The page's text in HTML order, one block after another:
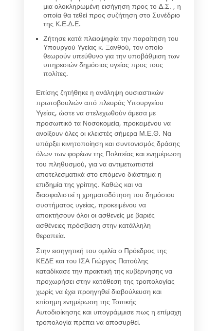
μια ολοκληρωμένη εισήγηση προς το Δ.Σ. , η
οποία θα τεθεί προς συζήτηση στο Συνέδριο
της Κ.Ε.Δ.Ε.
Ζήτησε κατά πλειοψηφία την παραίτηση του
Υπουργού Υγείας κ. Ξανθού, τον οποίο
θεωρούν υπεύθυνο για την υποβάθμιση των
υπηρεσιών δημόσιας υγείας προς τους
πολίτες.
Επίσης ζητήθηκε η ανάληψη ουσιαστικών
πρωτοβουλιών από πλευράς Υπουργείου
Υγείας, ώστε να στελεχωθούν άμεσα με
προσωπικό τα Νοσοκομεία, προκειμένου να
ανοίξουν όλες οι κλειστές σήμερα Μ.Ε.Θ. Να
υπάρξει κινητοποίηση και συντονισμός δράσης
όλων των φορέων της Πολιτείας και ενημέρωση
του πληθυσμού, για να αντιμετωπιστεί
αποτελεσματικά στο επόμενο διάστημα η
επιδημία της γρίπης. Καθώς και να
διασφαλιστεί η χρηματοδότηση του δημόσιου
συστήματος υγείας, προκειμένου να
αποκτήσουν όλοι οι ασθενείς με βαριές
ασθένειες πρόσβαση στην κατάλληλη
θεραπεία.
Στην εισηγητική του ομιλία ο Πρόεδρος της
ΚΕΔΕ και του ΙΣΑ Γιώργος Πατούλης
καταδίκασε την πρακτική της κυβέρνησης να
προχωρήσει στην κατάθεση της τροπολογίας
χωρίς να έχει προηγηθεί διαβούλευση και
επίσημη ενημέρωση της Τοπικής
Αυτοδιοίκησης και υπογράμμισε πως η επίμαχη
τροπολογία πρέπει να αποσυρθεί.